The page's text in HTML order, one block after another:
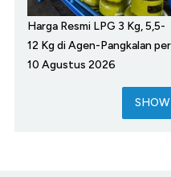
Harga Resmi LPG 3 Kg, 5,5-
12 Kg di Agen-Pangkalan per
10 Agustus 2026